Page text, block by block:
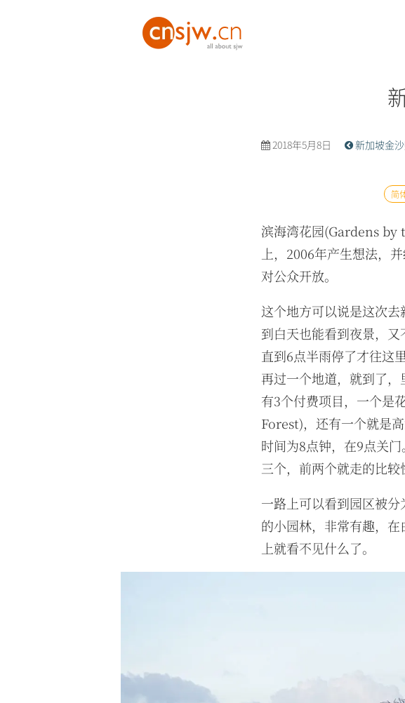
2018年5月8日 新加坡金
简
滨海湾花园(Gardens by
上，2006年产生想法，
对公众开放。
这个地方可以说是这次
到白天也能看到夜景，又
直到6点半雨停了才往这
再过一个地道，就到了
有3个付费项目，一个是
Forest)，还有一个就是
时间为8点钟，在9点关
三个，前两个就走的比较
一路上可以看到园区被
的小园林，非常有趣，
上就看不见什么了。